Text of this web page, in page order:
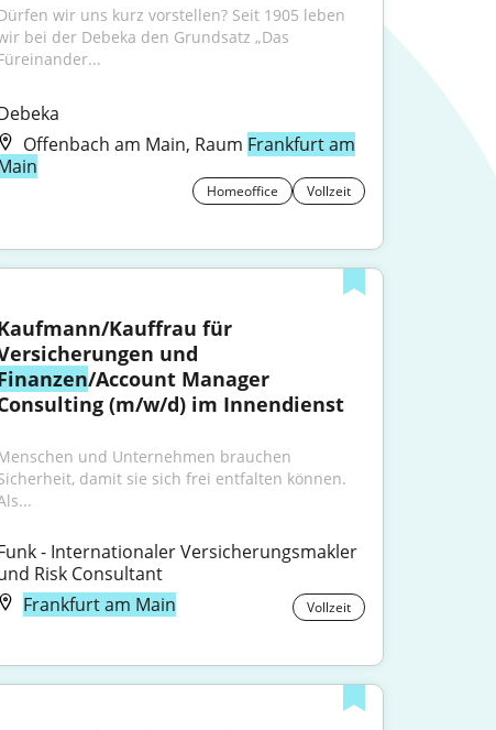
wir uns kurz vorstellen? Seit 1905 leben
bei der Debeka den Grundsatz „Das
Offenbach am Main, Raum Frankfurt am
Homeoffice Vollzeit
Kauffrau für
/Account Manager
(m/w/d) im Innendienst
und Unternehmen brauchen
damit sie sich frei entfalten können.
- Internationaler Versicherungsmakler
Risk Consultant
Frankfurt am Main
Vollzeit